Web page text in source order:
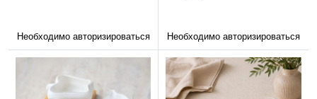
Необходимо авторизироваться Необходимо авторизироваться